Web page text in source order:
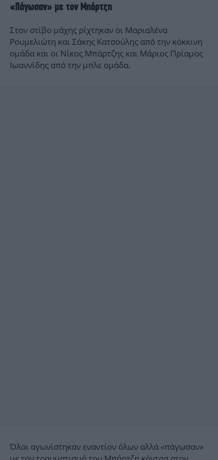
«Πάγωσαν» με τον Μπάρτζη
Στον στίβο μάχης ρίχτηκαν οι Μαριαλένα
Ρουμελιώτη και Σάκης Κατσούλης από την κόκκινη
ομάδα και οι Νίκος Μπάρτζης και Μάριος Πρίαμος
Ιωαννίδης από την μπλε ομάδα.
Όλοι αγωνίστηκαν εναντίον όλων αλλά «πάγωσαν»